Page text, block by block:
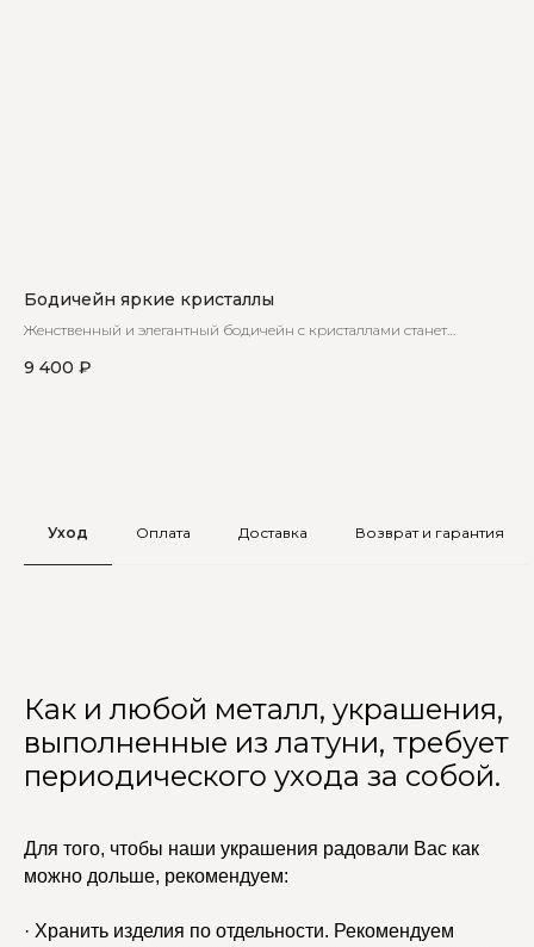
Бодичейн яркие кристаллы
Женственный и элегантный бодичейн с кристаллами станет
9 400 ₽
Уход Оплата Доставка Возврат и гарантия
Как и любой металл, украшения,
выполненные из латуни, требует
периодического ухода за собой.
Для того, чтобы наши украшения радовали Вас как
можно дольше, рекомендуем:
· Хранить изделия по отдельности. Рекомендуем